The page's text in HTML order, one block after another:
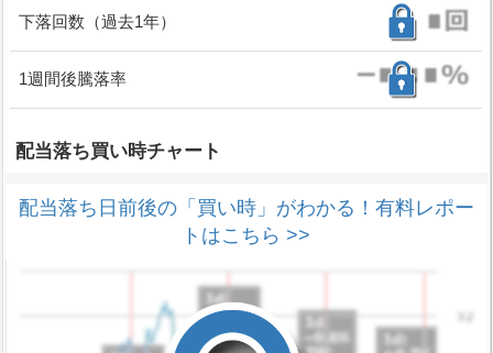
下落回数（過去1年）
1週間後騰落率
配当落ち買い時チャート
配当落ち日前後の「買い時」がわかる！有料レポー
トはこちら >>